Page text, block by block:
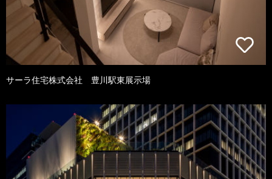
サーラ住宅株式会社 豊川駅東展示場